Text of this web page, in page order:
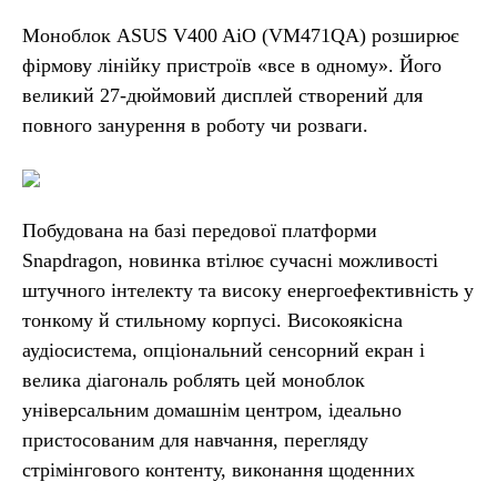
Моноблок ASUS V400 AiO (VM471QA) розширює
фірмову лінійку пристроїв «все в одному». Його
великий 27-дюймовий дисплей створений для
повного занурення в роботу чи розваги.
Побудована на базі передової платформи
Snapdragon, новинка втілює сучасні можливості
штучного інтелекту та високу енергоефективність у
тонкому й стильному корпусі. Високоякісна
аудіосистема, опціональний сенсорний екран і
велика діагональ роблять цей моноблок
універсальним домашнім центром, ідеально
пристосованим для навчання, перегляду
стрімінгового контенту, виконання щоденних